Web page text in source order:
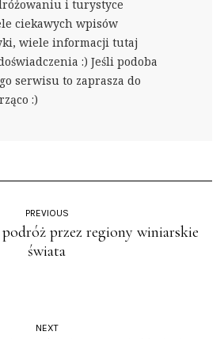
i turystyce
ciekawych wpisów
wiele informacji tutaj
:) Jeśli podoba
serwisu to zaprasza do
:)
PREVIOUS
przez regiony winiarskie
świata
NEXT